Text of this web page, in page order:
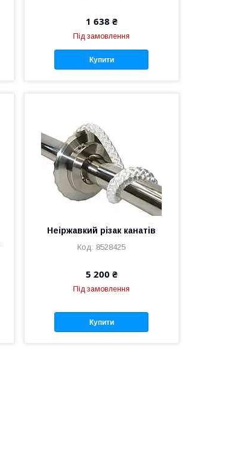
1 638 ₴
Під замовлення
Купити
Неіржавкий різак канатів
8528425
5 200 ₴
Під замовлення
Купити